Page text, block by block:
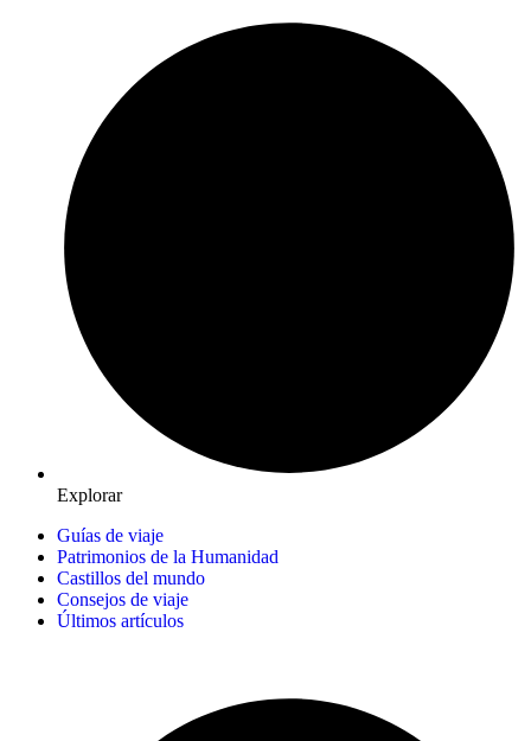
Explorar
Guías de viaje
Patrimonios de la Humanidad
Castillos del mundo
Consejos de viaje
Últimos artículos